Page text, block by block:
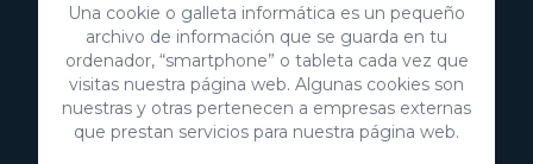
VillaGranCanaria Investments S.L.
Una cookie o galleta informática es un pequeño
archivo de información que se guarda en tu
ordenador, “smartphone” o tableta cada vez que
visitas nuestra página web. Algunas cookies son
nuestras y otras pertenecen a empresas externas
que prestan servicios para nuestra página web.